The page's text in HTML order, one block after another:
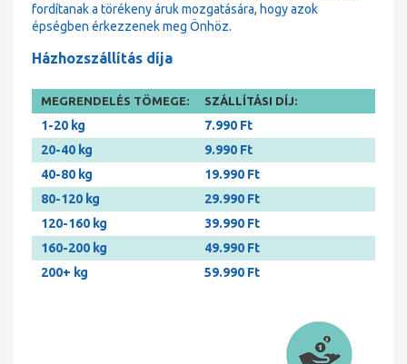
fordítanak a törékeny áruk mozgatására, hogy azok
épségben érkezzenek meg Önhöz.
Házhozszállítás díja
MEGRENDELÉS TÖMEGE: SZÁLLÍTÁSI DÍJ:
1-20 kg
7.990 Ft
20-40 kg
9.990 Ft
40-80 kg
19.990 Ft
80-120 kg
29.990 Ft
120-160 kg
39.990 Ft
160-200 kg
49.990 Ft
200+ kg
59.990 Ft